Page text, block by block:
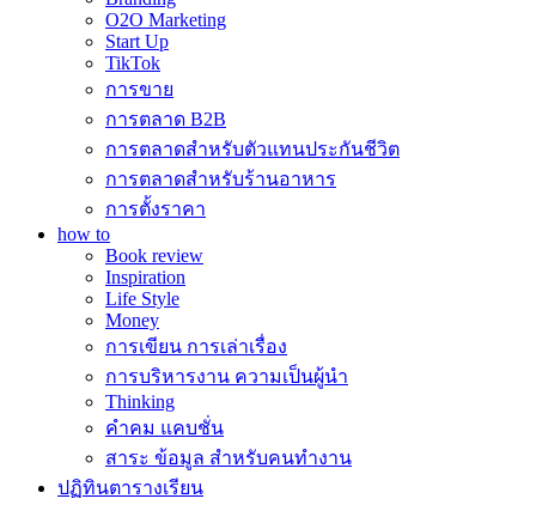
O2O Marketing
Start Up
TikTok
การขาย
การตลาด B2B
การตลาดสำหรับตัวแทนประกันชีวิต
การตลาดสำหรับร้านอาหาร
การตั้งราคา
how to
Book review
Inspiration
Life Style
Money
การเขียน การเล่าเรื่อง
การบริหารงาน ความเป็นผู้นำ
Thinking
คำคม แคบชั่น
สาระ ข้อมูล สำหรับคนทำงาน
ปฏิทินตารางเรียน